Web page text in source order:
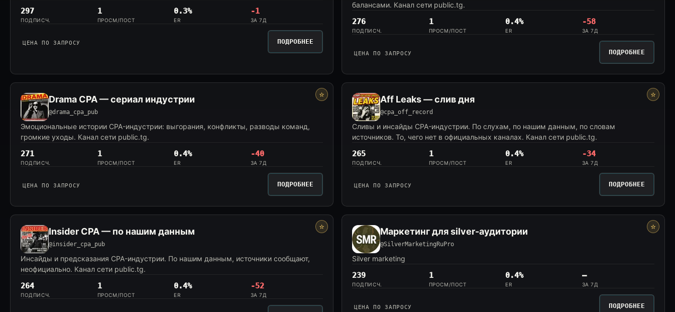
297
ПОДПИСЧ.
1
ПРОСМ/ПОСТ
0.3%
ER
-1
ЗА 7Д
ЦЕНА ПО ЗАПРОСУ ПОДРОБНЕЕ
балансами. Канал сети public.tg.
276
ПОДПИСЧ.
1
ПРОСМ/ПОСТ
0.4%
ER
-58
ЗА 7Д
ЦЕНА ПО ЗАПРОСУ ПОДРОБНЕЕ
⭐
Drama CPA — сериал индустрии
@drama_cpa_pub
Эмоциональные истории CPA-индустрии: выгорания, конфликты, разводы команд,
громкие уходы. Канал сети public.tg.
271
ПОДПИСЧ.
1
ПРОСМ/ПОСТ
0.4%
ER
-40
ЗА 7Д
ЦЕНА ПО ЗАПРОСУ ПОДРОБНЕЕ
⭐
Aff Leaks — слив дня
@cpa_off_record
Сливы и инсайды CPA-индустрии. По слухам, по нашим данным, по словам
источников. То, чего нет в официальных каналах. Канал сети public.tg.
265
ПОДПИСЧ.
1
ПРОСМ/ПОСТ
0.4%
ER
-34
ЗА 7Д
ЦЕНА ПО ЗАПРОСУ ПОДРОБНЕЕ
⭐
Insider CPA — по нашим данным
@insider_cpa_pub
Инсайды и предсказания CPA-индустрии. По нашим данным, источники сообщают,
неофициально. Канал сети public.tg.
264
ПОДПИСЧ.
1
ПРОСМ/ПОСТ
0.4%
ER
-52
ЗА 7Д
⭐
Маркетинг для silver-аудитории
@SilverMarketingRuPro
Silver marketing
239
ПОДПИСЧ.
1
ПРОСМ/ПОСТ
0.4%
ER
—
ЗА 7Д
ЦЕНА ПО ЗАПРОСУ ПОДРОБНЕЕ